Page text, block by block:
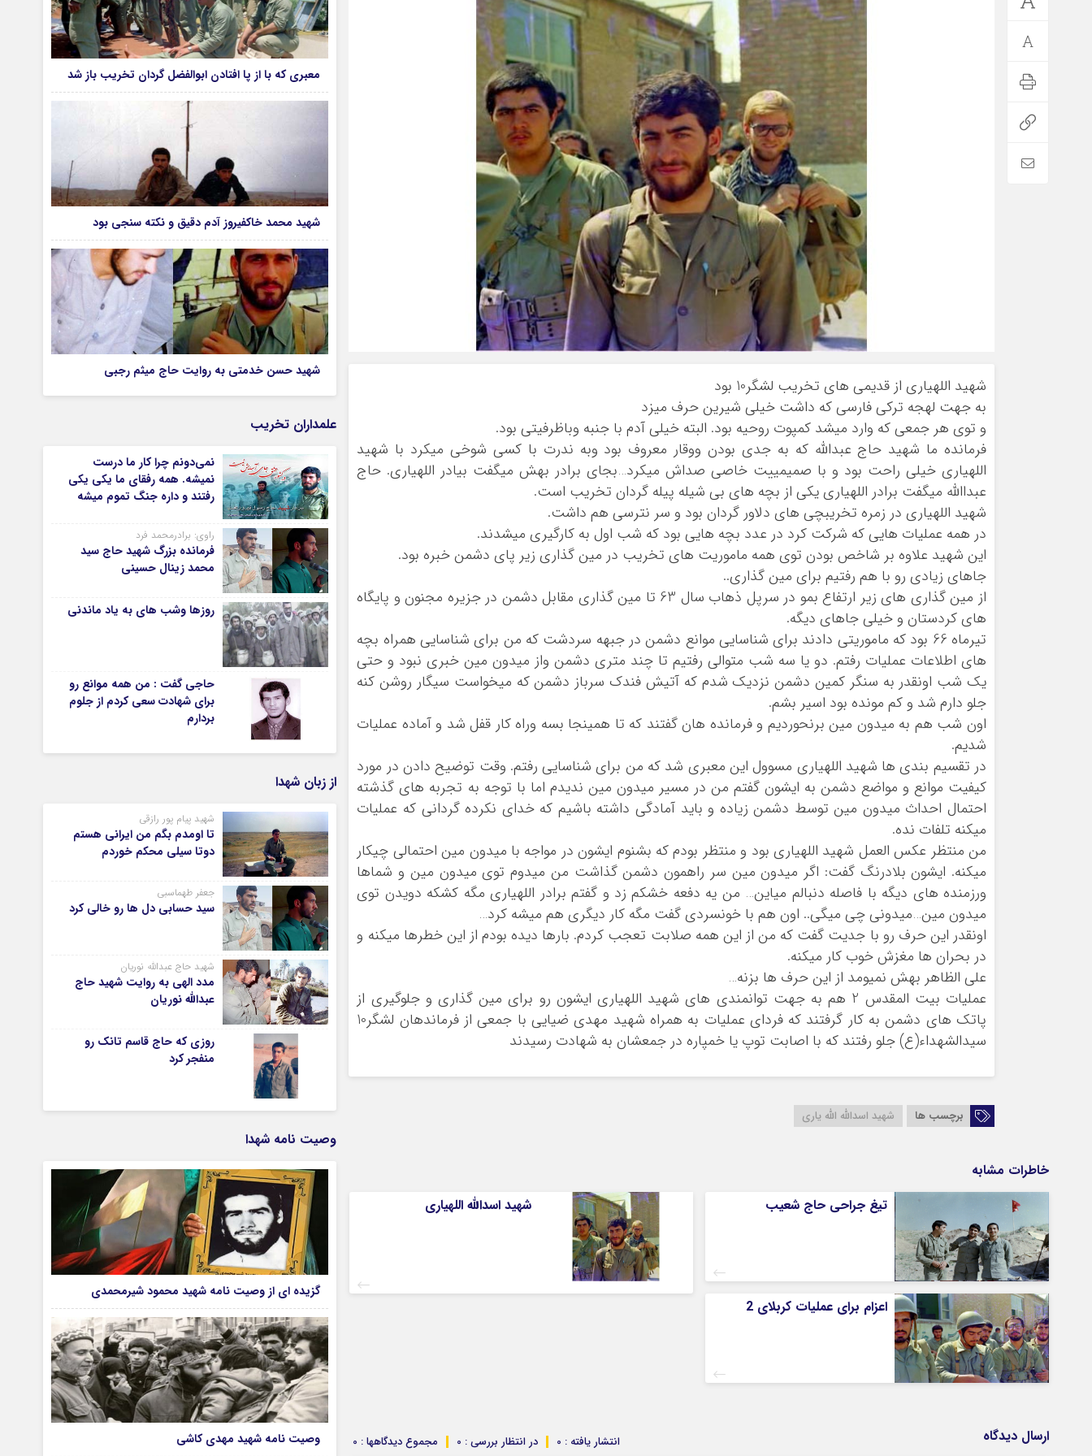
شهید اللهیاری از قدیمی های تخریب لشگر10 بود
به جهت لهجه ترکی فارسی که داشت خیلی شیرین حرف میزد
و توی هر جمعی که وارد میشد کمپوت روحیه بود. البته خیلی آدم با جنبه وباظرفیتی بود.
فرمانده ما شهید حاج عبدالله که به جدی بودن ووقار معروف بود وبه ندرت با کسی شوخی میکرد با شهید
اللهیاری خیلی راحت بود و با صمیمییت خاصی صداش میکرد…بجای برادر بهش میگفت بیادر اللهیاری. حاج
عبداالله میگفت برادر اللهیاری یکی از بچه های بی شیله پیله گردان تخریب است.
شهید اللهیاری در زمره تخریبچی های دلاور گردان بود و سر نترسی هم داشت.
در همه عملیات هایی که شرکت کرد در عدد بچه هایی بود که شب اول به کارگیری میشدند.
این شهید علاوه بر شاخص بودن توی همه ماموریت های تخریب در مین گذاری زیر پای دشمن خبره بود.
جاهای زیادی رو با هم رفتیم برای مین گذاری..
از مین گذاری های زیر ارتفاع بمو در سرپل ذهاب سال 63 تا مین گذاری مقابل دشمن در جزیره مجنون و پایگاه
های کردستان و خیلی جاهای دیگه.
تیرماه 66 بود که ماموریتی دادند برای شناسایی موانع دشمن در جبهه سردشت که من برای شناسایی همراه بچه
های اطلاعات عملیات رفتم. دو یا سه شب متوالی رفتیم تا چند متری دشمن واز میدون مین خبری نبود و حتی
یک شب اونقدر به سنگر کمین دشمن نزدیک شدم که آتیش فندک سرباز دشمن که میخواست سیگار روشن کنه
جلو دارم شد و کم مونده بود اسیر بشم.
اون شب هم به میدون مین برنحوردیم و فرمانده هان گفتند که تا همینجا بسه وراه کار قفل شد و آماده عملیات
شدیم.
در تقسیم بندی ها شهید اللهیاری مسوول این معبری شد که من برای شناسایی رفتم. وقت توضیح دادن در مورد
کیفیت موانع و مواضع دشمن به ایشون گفتم من در مسیر میدون مین ندیدم اما با توجه به تجربه های گذشته
احتمال احداث میدون مین توسط دشمن زیاده و باید آمادگی داشته باشیم که خدای نکرده گردانی که عملیات
میکنه تلفات نده.
من منتظر عکس العمل شهید اللهیاری بود و منتظر بودم که بشنوم ایشون در مواجه با میدون مین احتمالی چیکار
میکنه. ایشون بلادرنگ گفت: اگر میدون مین سر راهمون دشمن گذاشت من میدوم توی میدون مین و شماها
ورزمنده های دیگه با فاصله دنبالم میاین… من یه دفعه خشکم زد و گفتم برادر اللهیاری مگه کشکه دویدن توی
میدون مین…میدونی چی میگی.. اون هم با خونسردی گفت مگه کار دیگری هم میشه کرد…
اونقدر این حرف رو با جدیت گفت که من از این همه صلابت تعجب کردم. بارها دیده بودم از این خطرها میکنه و
در بحران ها مغزش خوب کار میکنه.
علی الظاهر بهش نمیومد از این حرف ها بزنه…
عملیات بیت المقدس 2 هم به جهت توانمندی های شهید اللهیاری ایشون رو برای مین گذاری و جلوگیری از
پاتک های دشمن به کار گرفتند که فردای عملیات به همراه شهید مهدی ضیایی با جمعی از فرماندهان لشگر10
سیدالشهداء(ع) جلو رفتند که با اصابت توپ یا خمپاره در جمعشان به شهادت رسیدند
برچسب ها شهید اسدالله الله یاری
خاطرات مشابه
تیغ جراحی حاج شعیب
شهید اسدالله اللهیاری
اعزام برای عملیات کربلای 2
ارسال دیدگاه مجموع دیدگاهها : 0 در انتظار بررسی : 0 انتشار یافته : 0
معبری که با از پا افتادن ابوالفضل گردان تخریب باز شد
شهید محمد خاکفیروز آدم دقیق و نکته سنجی بود
شهید حسن خدمتی به روایت حاج میثم رجبی
علمداران تخریب
نمی‌دونم چرا کار ما درست
نمیشه. همه رفقای ما یکی یکی
رفتند و داره جنگ تموم میشه
راوی: برادرمحمد فرد
فرمانده بزرگ شهید حاج سید
محمد زینال حسینی
روزها وشب های به یاد ماندنی
حاجی گفت : من همه موانع رو
برای شهادت سعی کردم از جلوم
بردارم
از زبان شهدا
شهید پیام پور رازقی
تا اومدم بگم من ایرانی هستم
دوتا سیلی محکم خوردم
جعفر طهماسبی
سید حسابی دل ها رو خالی کرد
شهید حاج عبدالله نوریان
مدد الهی به روایت شهید حاج
عبدالله نوریان
روزی که حاج قاسم تانک رو
منفجر کرد
وصیت نامه شهدا
گزیده ای از وصیت نامه شهید محمود شیرمحمدی
وصیت نامه شهید مهدی کاشی